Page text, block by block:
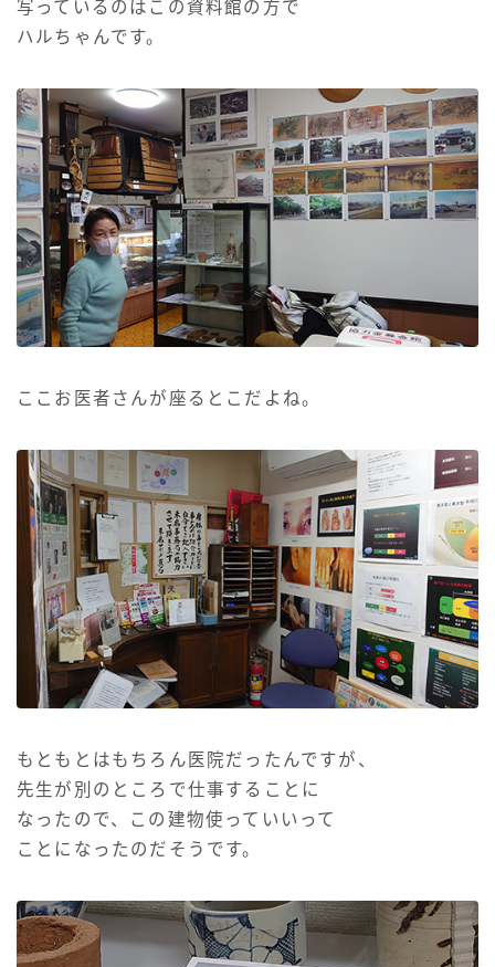
写っているのはこの資料館の方で
ハルちゃんです。
ここお医者さんが座るとこだよね。
もともとはもちろん医院だったんですが、
先生が別のところで仕事することに
なったので、この建物使っていいって
ことになったのだそうです。